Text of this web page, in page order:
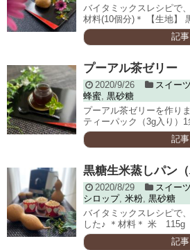
バイタミックスレシピで
材料(10個分)＊ 【生地】
記
プーアル茶ゼリー
2020/9/26 スイーツ
蜂蜜, 黒砂糖
プーアル茶ゼリーを作り
ティーパック（3g入り
記
黒糖生米蒸しパン
2020/8/29 スイーツ
シロップ, 米粉, 黒砂糖
バイタミックスレシピで
した♪ ＊材料＊ 米 115g
記